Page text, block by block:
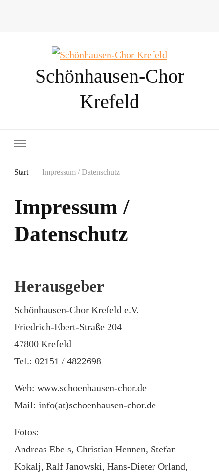
Schönhausen-Chor
Krefeld
Start Impressum / Datenschutz
Impressum /
Datenschutz
Herausgeber
Schönhausen-Chor Krefeld e.V.
Friedrich-Ebert-Straße 204
47800 Krefeld
Tel.: 02151 / 4822698
Web: www.schoenhausen-chor.de
Mail: info(at)schoenhausen-chor.de
Fotos:
Andreas Ebels, Christian Hennen, Stefan
Kokalj, Ralf Janowski, Hans-Dieter Orland,